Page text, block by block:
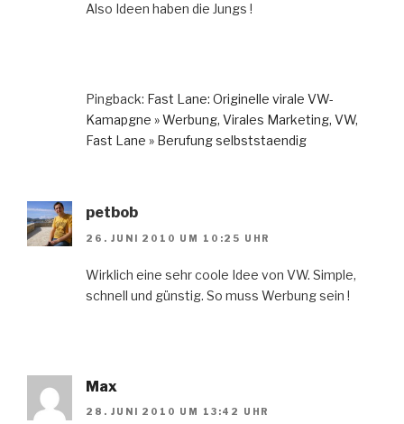
Also Ideen haben die Jungs !
Pingback: Fast Lane: Originelle virale VW-
Kamapgne » Werbung, Virales Marketing, VW,
Fast Lane » Berufung selbststaendig
petbob
26. JUNI 2010 UM 10:25 UHR
Wirklich eine sehr coole Idee von VW. Simple,
schnell und günstig. So muss Werbung sein !
Max
28. JUNI 2010 UM 13:42 UHR